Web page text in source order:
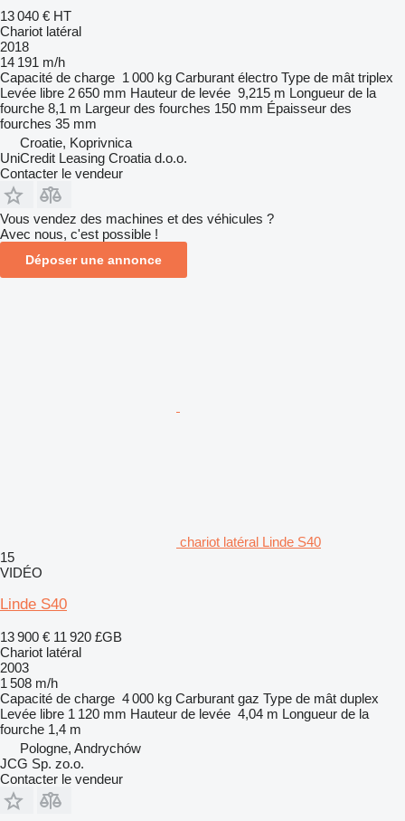
13 040 € HT
Chariot latéral
2018
14 191 m/h
Capacité de charge 1 000 kg Carburant électro Type de mât triplex
Levée libre 2 650 mm Hauteur de levée 9,215 m Longueur de la
fourche 8,1 m Largeur des fourches 150 mm Épaisseur des
fourches 35 mm
Croatie, Koprivnica
UniCredit Leasing Croatia d.o.o.
Contacter le vendeur
Vous vendez des machines et des véhicules ?
Avec nous, c'est possible !
Déposer une annonce
chariot latéral Linde S40
15
VIDÉO
Linde S40
13 900 € 11 920 £GB
Chariot latéral
2003
1 508 m/h
Capacité de charge 4 000 kg Carburant gaz Type de mât duplex
Levée libre 1 120 mm Hauteur de levée 4,04 m Longueur de la
fourche 1,4 m
Pologne, Andrychów
JCG Sp. zo.o.
Contacter le vendeur